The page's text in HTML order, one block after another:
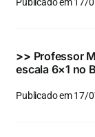
>> Professor
escala 6×1 no
Publicado em 17/